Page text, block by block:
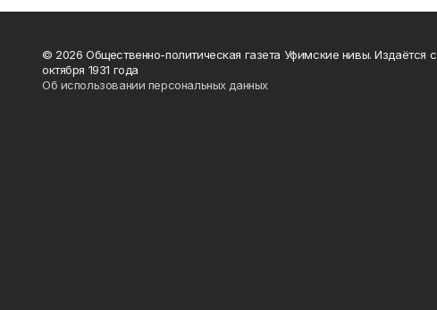
© 2026 Общественно-политическая газета Уфимские нивы. Издаётся с
октября 1931 года
Об использовании персональных данных